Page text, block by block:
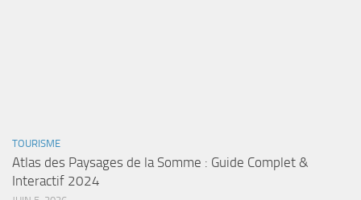
TOURISME
Atlas des Paysages de la Somme : Guide Complet &
Interactif 2024